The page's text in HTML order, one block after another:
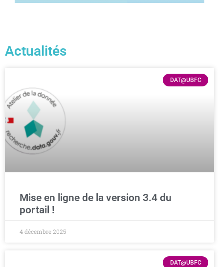
Actualités
DAT@UBFC
Mise en ligne de la version 3.4 du
portail !
4 décembre 2025
DAT@UBFC